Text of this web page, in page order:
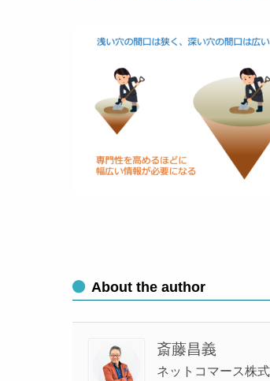
About the author
斎藤昌義
ネットコマース株